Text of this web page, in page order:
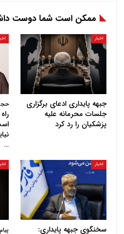
ممکن است شما دوست
اخبار
جبهه پایداری ادعای برگزاری
جلسات محرمانه علیه
پزشکیان را رد کرد
…
اخبار
سخنگوی جبهه پایداری: